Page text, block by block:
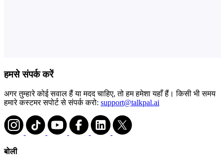
हमसे संपर्क करें
अगर तुम्हारे कोई सवाल हैं या मदद चाहिए, तो हम हमेशा यहाँ हैं। किसी भी समय
हमारे कस्टमर सपोर्ट से संपर्क करो: support@talkpal.ai
बोली